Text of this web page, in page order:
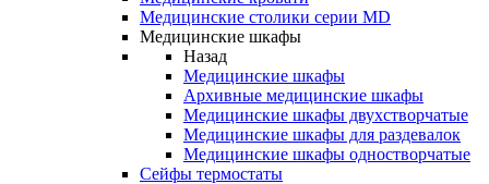
Медицинские столики серии MD
Медицинские шкафы
Назад
Медицинские шкафы
Архивные медицинские шкафы
Медицинские шкафы двухстворчатые
Медицинские шкафы для раздевалок
Медицинские шкафы одностворчатые
Сейфы термостаты